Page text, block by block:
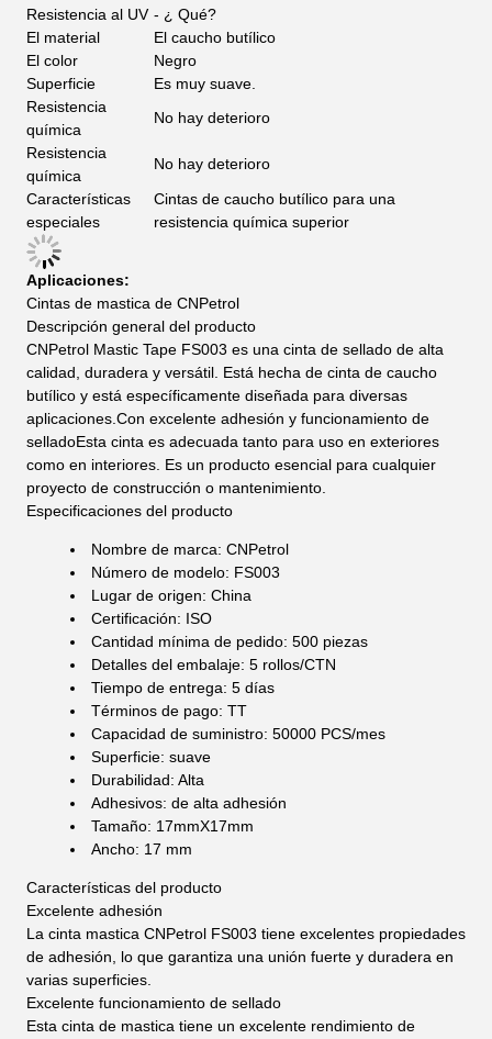
Resistencia al UV - ¿ Qué?
El material
El caucho butílico
El color
Negro
Superficie
Es muy suave.
Resistencia
química
No hay deterioro
Resistencia
química
No hay deterioro
Características
especiales
Cintas de caucho butílico para una
resistencia química superior
Aplicaciones:
Cintas de mastica de CNPetrol
Descripción general del producto
CNPetrol Mastic Tape FS003 es una cinta de sellado de alta
calidad, duradera y versátil. Está hecha de cinta de caucho
butílico y está específicamente diseñada para diversas
aplicaciones.Con excelente adhesión y funcionamiento de
selladoEsta cinta es adecuada tanto para uso en exteriores
como en interiores. Es un producto esencial para cualquier
proyecto de construcción o mantenimiento.
Especificaciones del producto
Nombre de marca: CNPetrol
Número de modelo: FS003
Lugar de origen: China
Certificación: ISO
Cantidad mínima de pedido: 500 piezas
Detalles del embalaje: 5 rollos/CTN
Tiempo de entrega: 5 días
Términos de pago: TT
Capacidad de suministro: 50000 PCS/mes
Superficie: suave
Durabilidad: Alta
Adhesivos: de alta adhesión
Tamaño: 17mmX17mm
Ancho: 17 mm
Características del producto
Excelente adhesión
La cinta mastica CNPetrol FS003 tiene excelentes propiedades
de adhesión, lo que garantiza una unión fuerte y duradera en
varias superficies.
Excelente funcionamiento de sellado
Esta cinta de mastica tiene un excelente rendimiento de